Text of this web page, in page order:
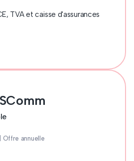
TVA et caisse d'assurances
| Offre annuelle